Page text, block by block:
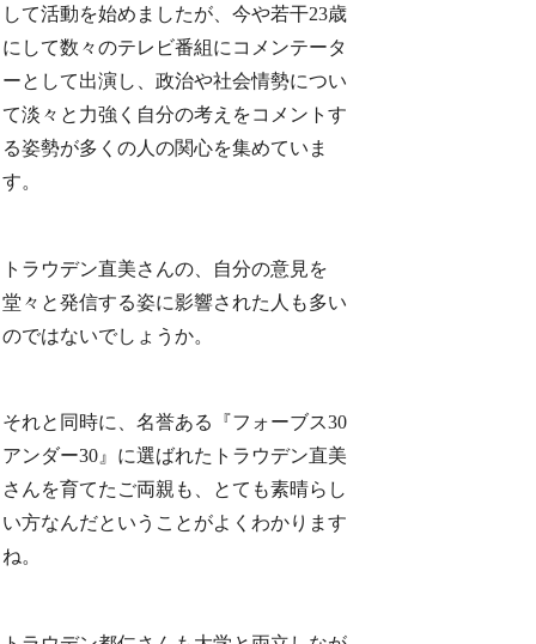
して活動を始めましたが、今や若干23歳
にして数々のテレビ番組にコメンテータ
ーとして出演し、政治や社会情勢につい
て淡々と力強く自分の考えをコメントす
る姿勢が多くの人の関心を集めていま
す。
トラウデン直美さんの、自分の意見を
堂々と発信する姿に影響された人も多い
のではないでしょうか。
それと同時に、名誉ある『フォーブス30
アンダー30』に選ばれたトラウデン直美
さんを育てたご両親も、とても素晴らし
い方なんだということがよくわかります
ね。